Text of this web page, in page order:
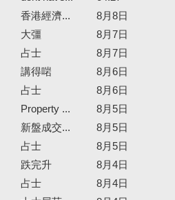
香港經濟...
8月8日
大彊
8月7日
占士
8月7日
講得啱
8月6日
占士
8月6日
Property ...
8月5日
新盤成交...
8月5日
占士
8月5日
跌完升
8月4日
占士
8月4日